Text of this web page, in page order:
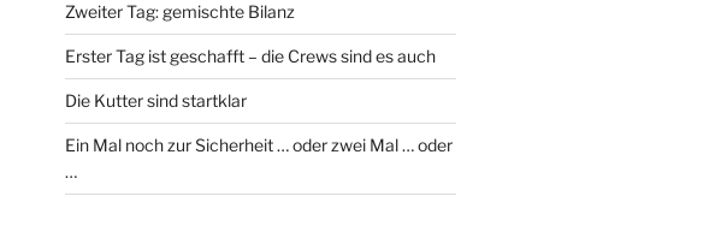
Zweiter Tag: gemischte Bilanz
Erster Tag ist geschafft – die Crews sind es auch
Die Kutter sind startklar
Ein Mal noch zur Sicherheit … oder zwei Mal … oder
…